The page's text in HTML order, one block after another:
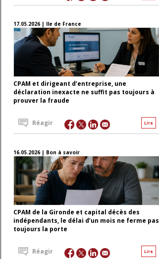
17.05.2026 | Ile de France
CPAM et dirigeant d’entreprise, une
déclaration inexacte ne suffit pas toujours à
prouver la fraude
Lire
Réagir
16.05.2026 | Bon à savoir
CPAM de la Gironde et capital décès des
indépendants, le délai d’un mois ne ferme pas
toujours la porte
Lire
Réagir